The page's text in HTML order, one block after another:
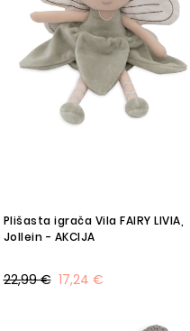
Plišasta igrača Vila FAIRY LIVIA,
Jollein - AKCIJA
17,24 €
22,99 €